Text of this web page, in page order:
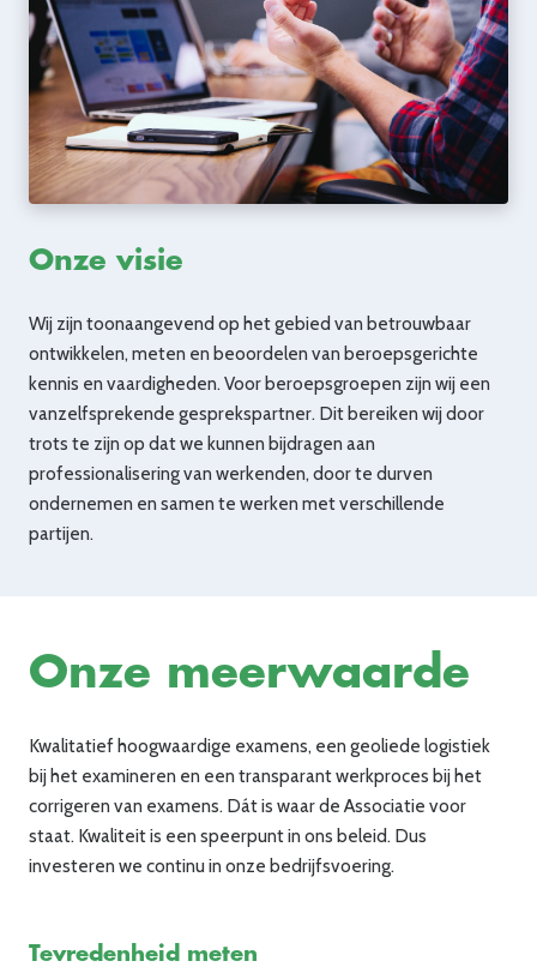
Onze visie
Wij zijn toonaangevend op het gebied van betrouwbaar
ontwikkelen, meten en beoordelen van beroepsgerichte
kennis en vaardigheden. Voor beroepsgroepen zijn wij een
vanzelfsprekende gesprekspartner. Dit bereiken wij door
trots te zijn op dat we kunnen bijdragen aan
professionalisering van werkenden, door te durven
ondernemen en samen te werken met verschillende
partijen.
Onze meerwaarde
Kwalitatief hoogwaardige examens, een geoliede logistiek
bij het examineren en een transparant werkproces bij het
corrigeren van examens. Dát is waar de Associatie voor
staat. Kwaliteit is een speerpunt in ons beleid. Dus
investeren we continu in onze bedrijfsvoering.
Tevredenheid meten